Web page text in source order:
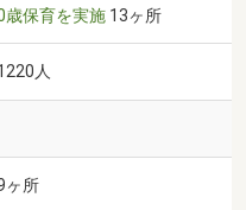
歳保育を実施 13ヶ所
人
ヶ所